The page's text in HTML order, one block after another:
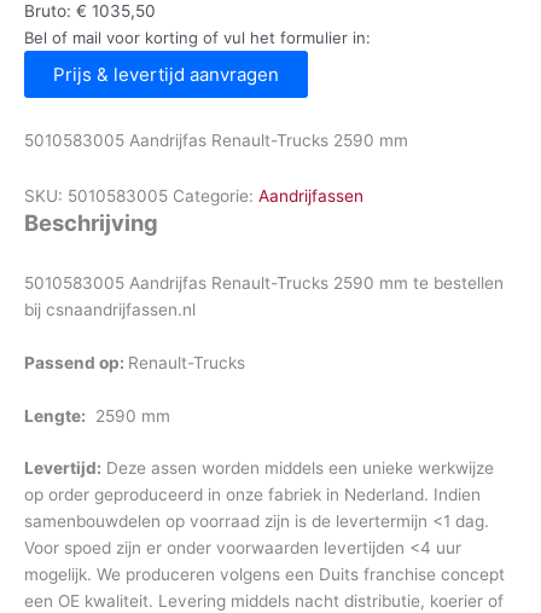
Bruto: € 1035,50
Bel of mail voor korting of vul het formulier in:
Prijs & levertijd aanvragen
5010583005 Aandrijfas Renault-Trucks 2590 mm
SKU: 5010583005 Categorie: Aandrijfassen
Beschrijving
5010583005 Aandrijfas Renault-Trucks 2590 mm te bestellen
bij csnaandrijfassen.nl
Passend op: Renault-Trucks
Lengte: 2590 mm
Levertijd: Deze assen worden middels een unieke werkwijze
op order geproduceerd in onze fabriek in Nederland. Indien
samenbouwdelen op voorraad zijn is de levertermijn <1 dag.
Voor spoed zijn er onder voorwaarden levertijden <4 uur
mogelijk. We produceren volgens een Duits franchise concept
een OE kwaliteit. Levering middels nacht distributie, koerier of